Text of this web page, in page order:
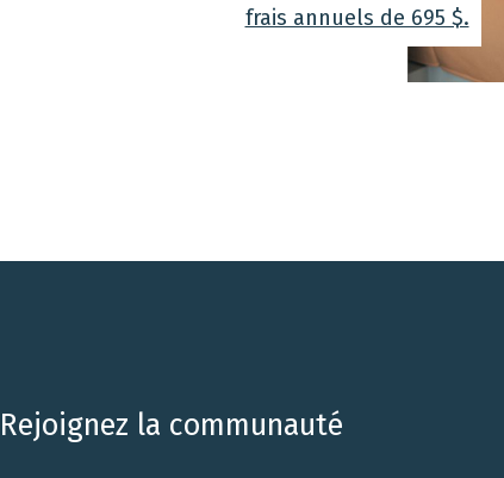
frais annuels de 695 $.
Rejoignez la communauté